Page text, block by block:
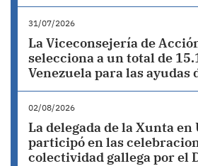
31/07/2026
La Viceconsejería de
selecciona a un total de
Venezuela para las ayudas
02/08/2026
La delegada de la Xunta
participó en las
colectividad gallega por el